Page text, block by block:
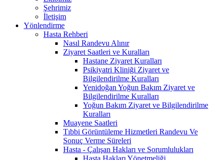
Şehrimiz
İletişim
Yönlendirme
Hasta Rehberi
Nasıl Randevu Alınır
Ziyaret Saatleri ve Kuralları
Hastane Ziyaret Kuralları
Psikiyatri Kliniği Ziyaret ve
Bilgilendirilme Kuralları
Yenidoğan Yoğun Bakım Ziyaret ve
Bilgilendirilme Kuralları
Yoğun Bakım Ziyaret ve Bilgilendirilme
Kuralları
Muayene Saatleri
Tıbbi Görüntüleme Hizmetleri Randevu Ve
Sonuç Verme Süreleri
Hasta - Çalışan Hakları ve Sorumlulukları
Hasta Hakları Yönetmeliği